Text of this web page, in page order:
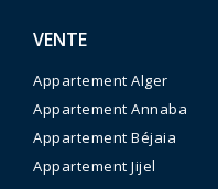
VENTE
Appartement Alger
Appartement Annaba
Appartement Béjaia
Appartement Jijel